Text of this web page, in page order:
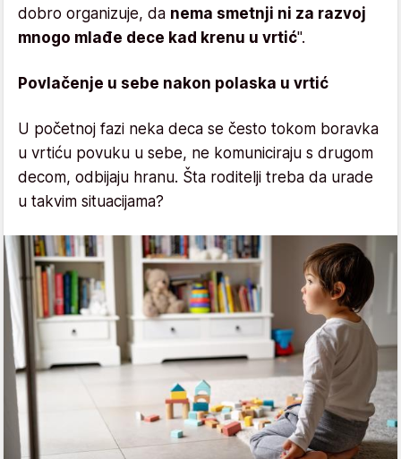
dobro organizuje, da nema smetnji ni za razvoj
mnogo mlađe dece kad krenu u vrtić".
Povlačenje u sebe nakon polaska u vrtić
U početnoj fazi neka deca se često tokom boravka
u vrtiću povuku u sebe, ne komuniciraju s drugom
decom, odbijaju hranu. Šta roditelji treba da urade
u takvim situacijama?